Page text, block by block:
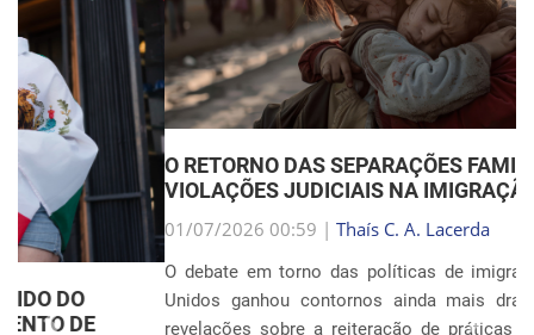
O RETORNO DAS SEPARAÇÕES FAMILIARES:
VIOLAÇÕES JUDICIAIS NA IMIGRAÇÃO DOS EUA
01/07/2026 00:59 |Thaís C. A. Lacerda
O debate em torno das políticas de imigração nos Estados
Unidos ganhou contornos ainda mais dramáticos com as
revelações sobre a reiteração de práticas punitivas severas
Anterior